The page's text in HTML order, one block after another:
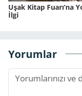
Uşak Kitap Fuarı’na
İlgi
Yorumlar